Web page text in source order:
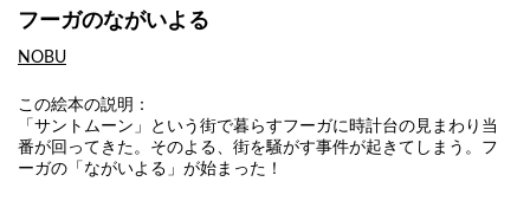
フーガのながいよる
NOBU
この絵本の説明：
「サントムーン」という街で暮らすフーガに時計台の見まわり当
番が回ってきた。そのよる、街を騒がす事件が起きてしまう。フ
ーガの「ながいよる」が始まった！